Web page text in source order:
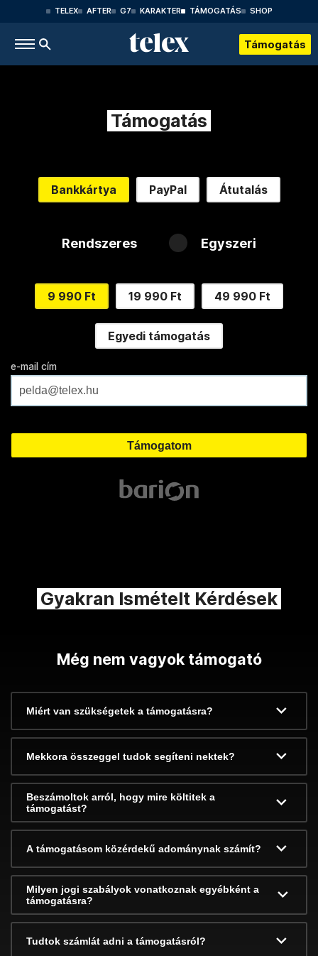
TELEX AFTER G7 KARAKTER TÁMOGATÁS SHOP
Támogatás
Támogatás
Bankkártya PayPal Átutalás
Rendszeres Egyszeri
9 990 Ft 19 990 Ft 49 990 Ft
Egyedi támogatás
e-mail cím
Gyakran Ismételt Kérdések
Még nem vagyok támogató
Miért van szükségetek a támogatásra?
Mekkora összeggel tudok segíteni nektek?
Beszámoltok arról, hogy mire költitek a
támogatást?
A támogatásom közérdekű adománynak számít?
Milyen jogi szabályok vonatkoznak egyébként a
támogatásra?
Tudtok számlát adni a támogatásról?